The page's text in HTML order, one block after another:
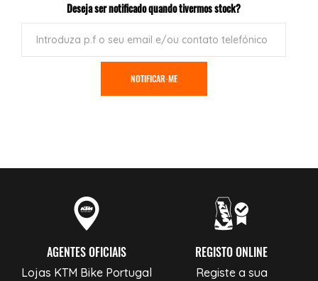
Deseja ser notificado quando tivermos stock?
NOTIFICAR-ME
AGENTES OFICIAIS
Lojas KTM Bike Portugal
REGISTO ONLINE
Registe a sua